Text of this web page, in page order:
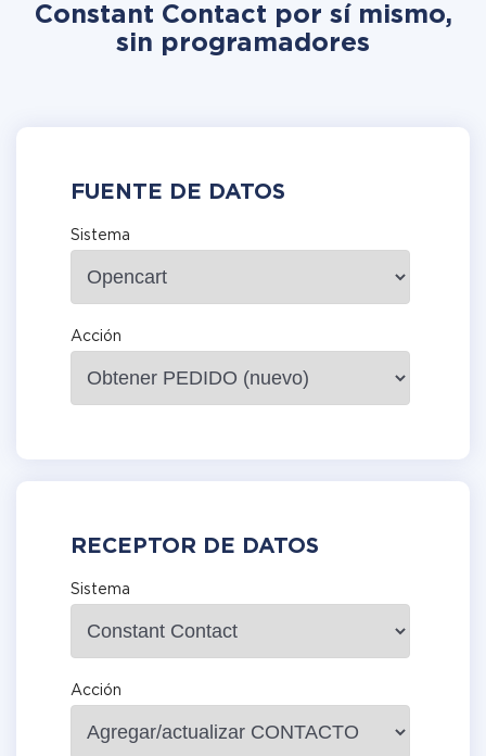
Constant Contact por sí mismo,
sin programadores
FUENTE DE DATOS
Sistema
Acción
RECEPTOR DE DATOS
Sistema
Acción